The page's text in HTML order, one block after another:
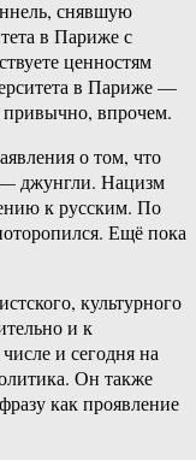
снявшую
в Париже с
ценностям
в Париже —
впрочем.
о том, что
джунгли. Нацизм
к русским. По
Ещё пока
культурного
и к
и сегодня на
Он также
как проявление